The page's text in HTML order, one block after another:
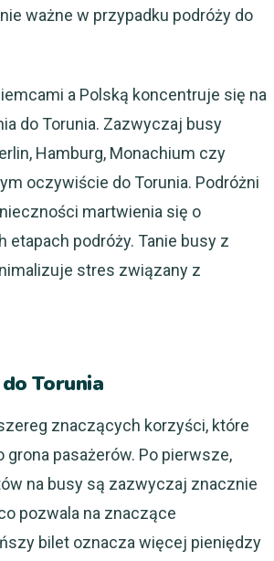
ważne w przypadku podróży do
a Polską koncentruje się na
do Torunia. Zazwyczaj busy
Hamburg, Monachium czy
oczywiście do Torunia. Podróżni
martwienia się o
podróży. Tanie busy z
stres związany z
Torunia
znaczących korzyści, które
pasażerów. Po pierwsze,
na busy są zazwyczaj znacznie
pozwala na znaczące
bilet oznacza więcej pieniędzy